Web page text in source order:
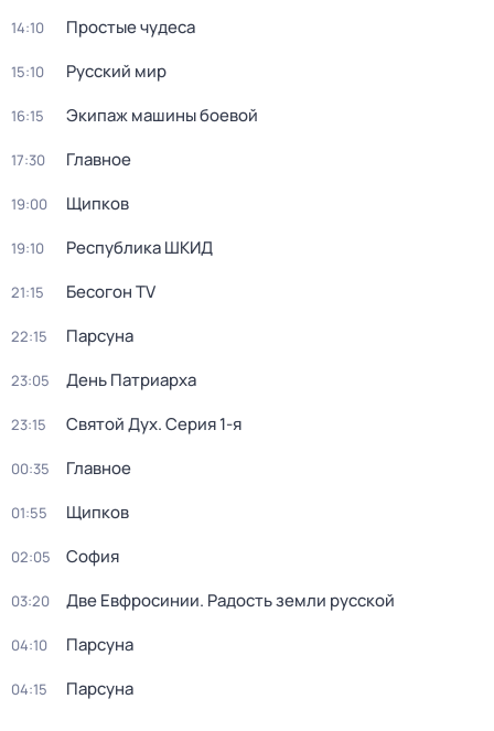
14:10 Простые чудеca
15:10 Русский мир
16:15 Экипаж машины боевой
17:30 Главное
19:00 Щипков
19:10 Республика ШКИД
21:15 Бесогон TV
22:15 Парсуна
23:05 День Патриарха
23:15 Святой Дух. Серия 1-я
00:35 Главное
01:55 Щипков
02:05 София
03:20 Две Евфросинии. Радость земли русской
04:10 Парсуна
04:15 Парсуна